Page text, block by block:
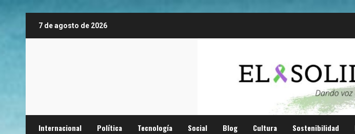
7 de agosto de 2026
Internacional Política Tecnología Social Blog Cultura Sostenibilidad